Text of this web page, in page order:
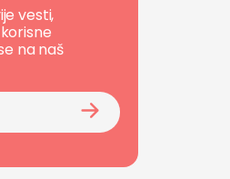
vesti,
na naš